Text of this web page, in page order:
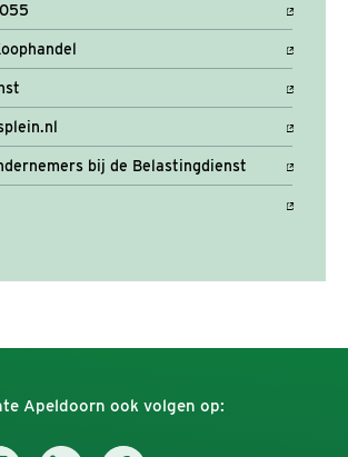
bij de Belastingdienst
Apeldoorn ook volgen op: